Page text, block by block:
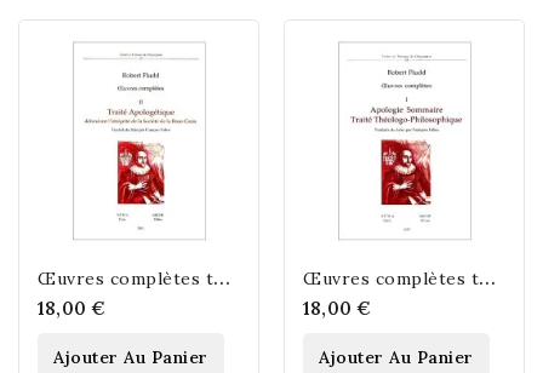
Œ
uvres complètes tome II - Traité Apologétique défendant l'intégrité de la...
18,00 €
Ajouter Au Panier
Œ
uvres complètes tome I - Apologie sommaire - Traité théologo-philosophique
18,00 €
Ajouter Au Panier